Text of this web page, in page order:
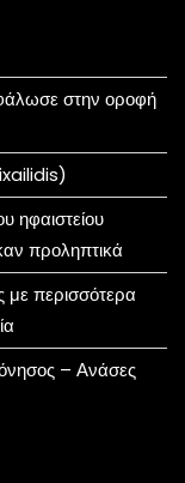
στην οροφή
ηφαιστείου
προληπτικά
με περισσότερα
– Ανάσες